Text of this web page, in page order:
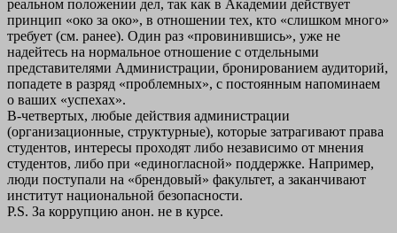
реальном положении дел, так как в Академии действует
принцип «око за око», в отношении тех, кто «слишком много»
требует (см. ранее). Один раз «провинившись», уже не
надейтесь на нормальное отношение с отдельными
представителями Администрации, бронированием аудиторий,
попадете в разряд «проблемных», с постоянным напоминаем
о ваших «успехах».
В-четвертых, любые действия администрации
(организационные, структурные), которые затрагивают права
студентов, интересы проходят либо независимо от мнения
студентов, либо при «единогласной» поддержке. Например,
люди поступали на «брендовый» факультет, а заканчивают
институт национальной безопасности.
P.S. За коррупцию анон. не в курсе.